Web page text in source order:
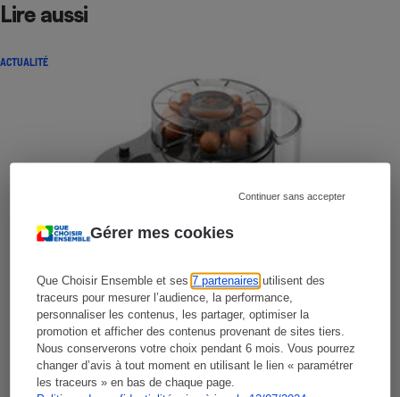
Gérer mes cookies
Que Choisir Ensemble et ses7 partenaires utilisent des
traceurs pour mesurer l’audience, la performance,
personnaliser les contenus, les partager, optimiser la
promotion et afficher des contenus provenant de sites tiers.
Nous conserverons votre choix pendant 6 mois. Vous pourrez
changer d’avis à tout moment en utilisant le lien « paramétrer
les traceurs » en bas de chaque page.
Continuer sans accepter
Lire aussi
ACTUALITÉ